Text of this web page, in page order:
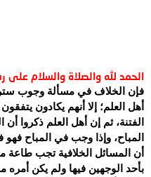
الحمد لله والصلاة والسلام على
فإن الخلاف في مسألة وجوب
أهل العلم؛ إلا أنهم يكادون
الفتنة، ثم إن أهل العلم ذكروا
المباح، وإذا وجب في المباح
أن المسائل الخلافية تجب طاعة
بأحد الوجهين فيها ولم يكن أمره